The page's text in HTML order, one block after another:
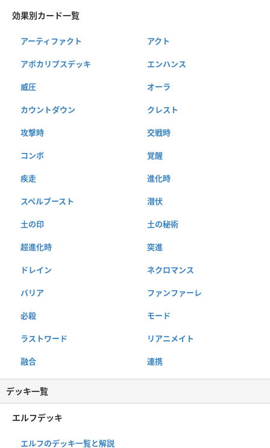
効果別カード一覧
アーティファクト アクト
アポカリプスデッキ エンハンス
威圧 オーラ
カウントダウン クレスト
攻撃時 交戦時
コンボ 覚醒
疾走 進化時
スペルブースト 潜伏
土の印 土の秘術
超進化時 突進
ドレイン ネクロマンス
バリア ファンファーレ
必殺 モード
ラストワード リアニメイト
融合 連携
デッキ一覧
エルフデッキ
エルフのデッキ一覧と解説